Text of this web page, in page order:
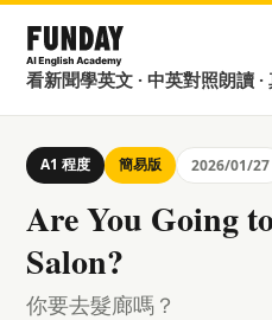
看新聞學英文 · 中英對照朗讀
A1 程度 簡易版 2026/01/27
Are You Going
Salon?
你要去髮廊嗎？